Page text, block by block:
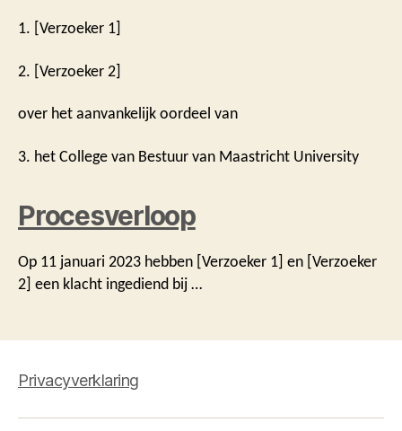
1. [Verzoeker 1]
2. [Verzoeker 2]
over het aanvankelijk oordeel van
3. het College van Bestuur van Maastricht University
Procesverloop
Op 11 januari 2023 hebben [Verzoeker 1] en [Verzoeker
2] een klacht ingediend bij …
Privacyverklaring